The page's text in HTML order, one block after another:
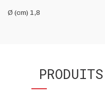
Ø (cm) 1,8